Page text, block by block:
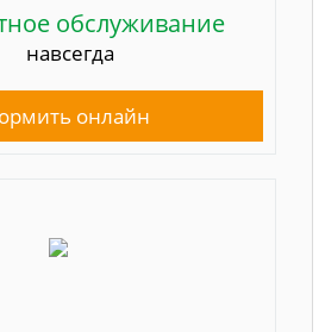
обслуживание
навсегда
онлайн